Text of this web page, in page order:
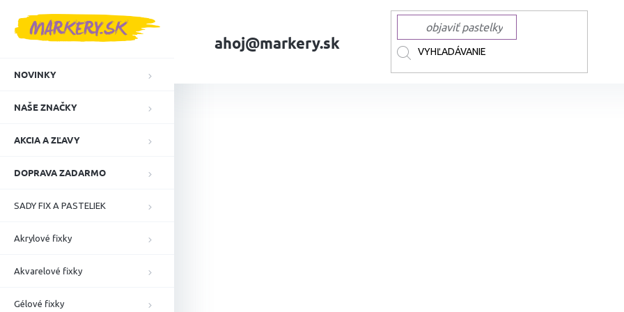
ahoj@markery.sk
NOVINKY
NAŠE ZNAČKY
AKCIA A ZĽAVY
DOPRAVA ZADARMO
SADY FIX A PASTELIEK
Akrylové fixky
Akvarelové fixky
Gélové fixky